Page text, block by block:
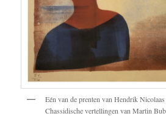
Eén van de prenten van Hendrik
Chassidische vertellingen van Martin